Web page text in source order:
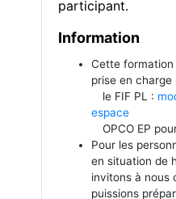
participant.
Information
Cette
prise en charge
le FIF PL :
espace
OPCO EP
Pour les
en situation de
invitons à nous
puissions